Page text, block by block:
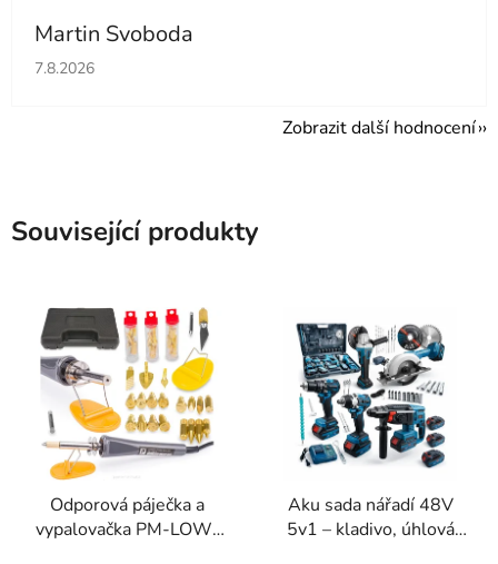
Martin Svoboda
Hodnocení obchodu je 5 z 5 hvězdiček.
7.8.2026
Zobrazit další hodnocení
Související produkty
Odporová páječka a
vypalovačka PM-LOW-
Aku sada nářadí 48V
5v1 – kladivo, úhlová